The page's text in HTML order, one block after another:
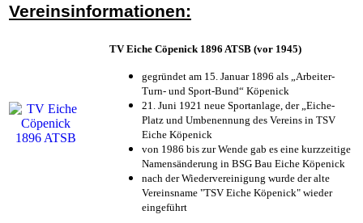
Vereinsinformationen:
TV Eiche Cöpenick 1896 ATSB (vor 1945)
gegründet am 15. Januar 1896 als „Arbeiter-
Turn- und Sport-Bund“ Köpenick
21. Juni 1921 neue Sportanlage, der „Eiche-
Platz und Umbenennung des Vereins in TSV
Eiche Köpenick
von 1986 bis zur Wende gab es eine kurzzeitige
Namensänderung in BSG Bau Eiche Köpenick
nach der Wiedervereinigung wurde der alte
Vereinsname "TSV Eiche Köpenick" wieder
eingeführt